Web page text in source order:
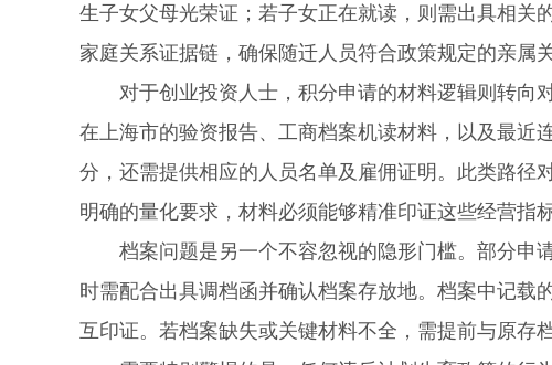
生子女父母光荣证；若子女正在就读，则需出具相关
家庭关系证据链，确保随迁人员符合政策规定的亲属
对于创业投资人士，积分申请的材料逻辑则转向
在上海市的验资报告、工商档案机读材料，以及最近
分，还需提供相应的人员名单及雇佣证明。此类路径
明确的量化要求，材料必须能够精准印证这些经营指标
档案问题是另一个不容忽视的隐形门槛。部分申
时需配合出具调档函并确认档案存放地。档案中记载
互印证。若档案缺失或关键材料不全，需提前与原存